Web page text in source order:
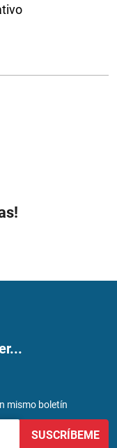
mismo boletín
SUSCRÍBEME